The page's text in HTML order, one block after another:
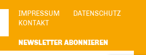
IMPRESSUM
DATENSCHUTZ
KONTAKT
NEWSLETTER ABONNIEREN